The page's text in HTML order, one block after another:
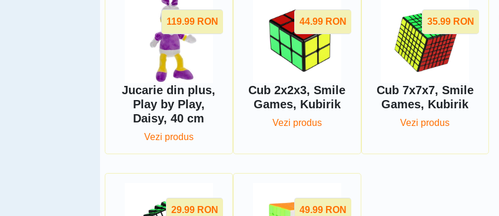
119.99 RON
Jucarie din plus,
Play by Play,
Daisy, 40 cm
Vezi produs
44.99 RON
Cub 2x2x3, Smile
Games, Kubirik
Vezi produs
35.99 RON
Cub 7x7x7, Smile
Games, Kubirik
Vezi produs
29.99 RON 49.99 RON